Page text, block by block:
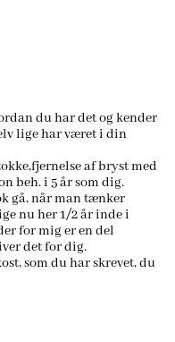
du har det og kender
lige har været i din
af bryst med
beh. i 5 år som dig.
gå, når man tænker
nu her 1/2 år inde i
for mig er en del
det for dig.
som du har skrevet, du